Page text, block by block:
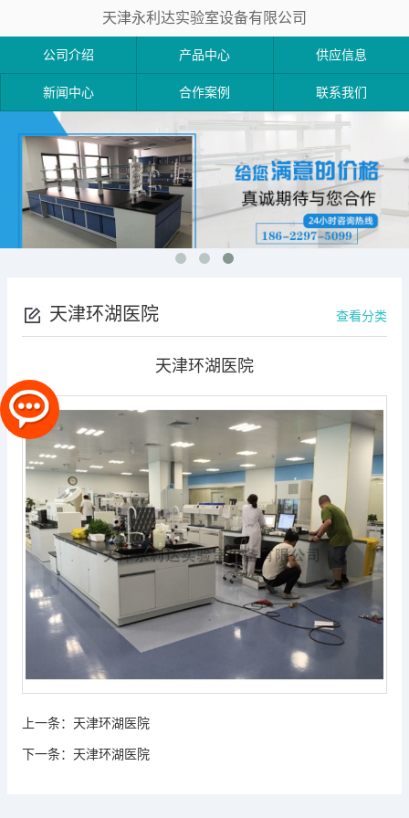
天津永利达实验室设备有限公司
公司介绍 产品中心 供应信息
新闻中心 合作案例 联系我们
天津环湖医院 查看分类
天津环湖医院
上一条： 天津环湖医院
下一条： 天津环湖医院